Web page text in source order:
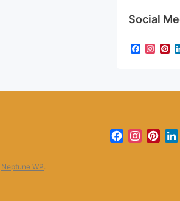
Social
Facebook
Neptune WP.